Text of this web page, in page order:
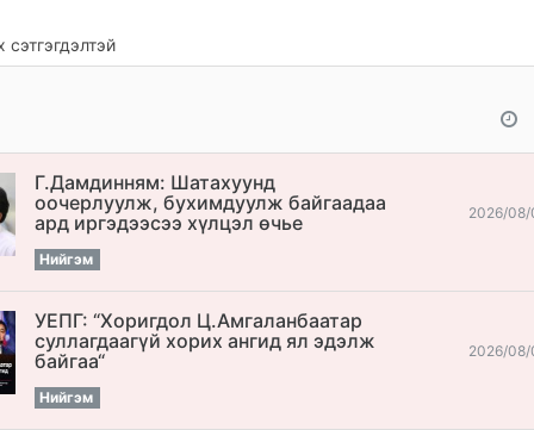
Г.Дамдинням: Шатахуунд
оочерлуулж, бухимдуулж байгаадаа
ард иргэдээсээ хүлцэл өчье
Нийгэм
2026/08/
УЕПГ: “Хоригдол Ц.Амгаланбаатар
cуллагдаагүй хорих ангид ял эдэлж
байгаа“
Нийгэм
2026/08/